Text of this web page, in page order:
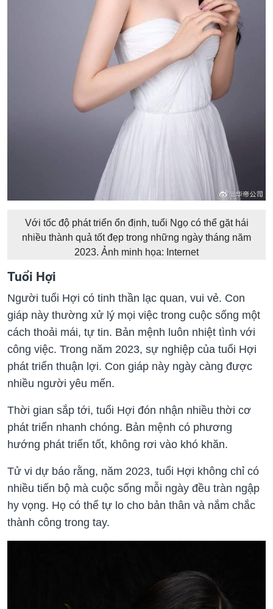
Với tốc độ phát triển ổn định, tuổi Ngọ có thể gặt hái
nhiều thành quả tốt đẹp trong những ngày tháng năm
2023. Ảnh minh họa: Internet
Tuổi Hợi
Người tuổi Hợi có tinh thần lạc quan, vui vẻ. Con
giáp này thường xử lý mọi việc trong cuộc sống một
cách thoải mái, tự tin. Bản mệnh luôn nhiệt tình với
công việc. Trong năm 2023, sự nghiệp của tuổi Hợi
phát triển thuận lợi. Con giáp này ngày càng được
nhiều người yêu mến.
Thời gian sắp tới, tuổi Hợi đón nhận nhiều thời cơ
phát triển nhanh chóng. Bản mệnh có phương
hướng phát triển tốt, không rơi vào khó khăn.
Tử vi dự báo rằng, năm 2023, tuổi Hợi không chỉ có
nhiều tiến bộ mà cuộc sống mỗi ngày đều tràn ngập
hy vọng. Họ có thể tự lo cho bản thân và nắm chắc
thành công trong tay.